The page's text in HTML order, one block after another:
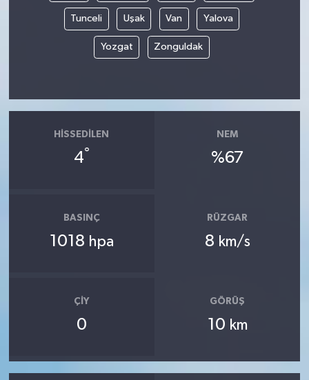
Tunceli Uşak Van Yalova
Yozgat Zonguldak
HISSEDILEN
4°
NEM
%67
BASINÇ
1018 hpa
RÜZGAR
8 km/s
ÇIY
0
GÖRÜŞ
10 km